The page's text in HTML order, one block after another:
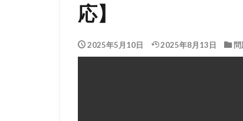
応】
2025年5月10日 2025年8月13日